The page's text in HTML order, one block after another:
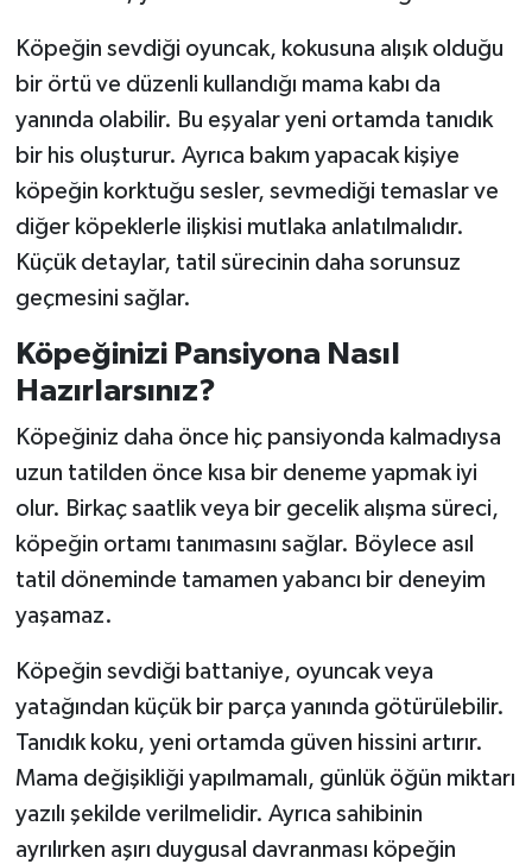
Köpeğin sevdiği oyuncak, kokusuna alışık olduğu
bir örtü ve düzenli kullandığı mama kabı da
yanında olabilir. Bu eşyalar yeni ortamda tanıdık
bir his oluşturur. Ayrıca bakım yapacak kişiye
köpeğin korktuğu sesler, sevmediği temaslar ve
diğer köpeklerle ilişkisi mutlaka anlatılmalıdır.
Küçük detaylar, tatil sürecinin daha sorunsuz
geçmesini sağlar.
Köpeğinizi Pansiyona Nasıl
Hazırlarsınız?
Köpeğiniz daha önce hiç pansiyonda kalmadıysa
uzun tatilden önce kısa bir deneme yapmak iyi
olur. Birkaç saatlik veya bir gecelik alışma süreci,
köpeğin ortamı tanımasını sağlar. Böylece asıl
tatil döneminde tamamen yabancı bir deneyim
yaşamaz.
Köpeğin sevdiği battaniye, oyuncak veya
yatağından küçük bir parça yanında götürülebilir.
Tanıdık koku, yeni ortamda güven hissini artırır.
Mama değişikliği yapılmamalı, günlük öğün miktarı
yazılı şekilde verilmelidir. Ayrıca sahibinin
ayrılırken aşırı duygusal davranması köpeğin